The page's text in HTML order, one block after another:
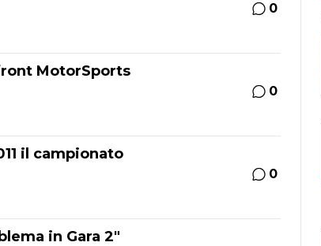
0
MotorSports
0
il campionato
0
in Gara 2"